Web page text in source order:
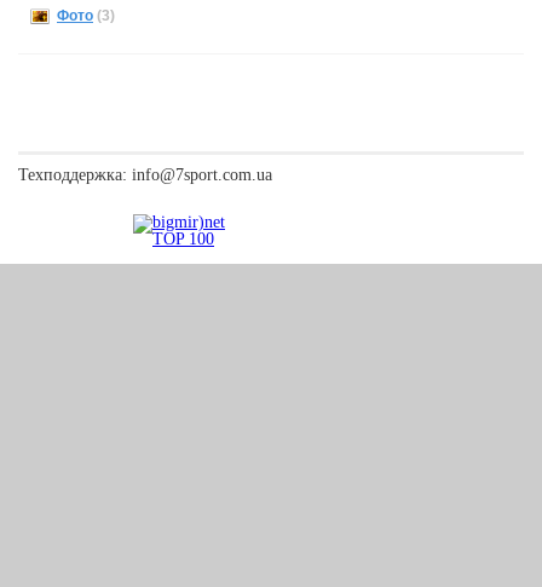
Фото (3)
Техподдержка: info@7sport.com.ua